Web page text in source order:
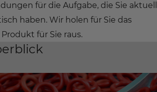
für die Aufgabe, die Sie aktuell
haben. Wir holen für Sie das
für Sie raus.